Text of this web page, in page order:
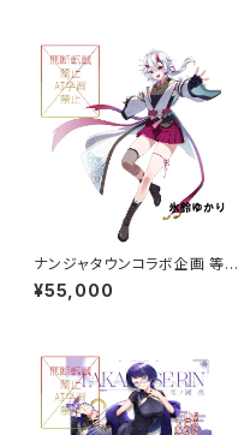
ナンジャタウンコラボ企画 等身
大パネル グループB 5万円コ
ース
¥55,000